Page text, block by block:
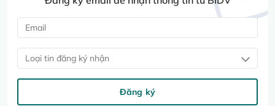
Loại tin đăng ký nhận
Đăng ký